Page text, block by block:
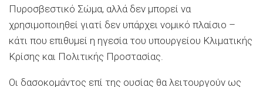
Πυροσβεστικό Σώμα, αλλά δεν μπορεί να
χρησιμοποιηθεί γιατί δεν υπάρχει νομικό πλαίσιο –
κάτι που επιθυμεί η ηγεσία του υπουργείου Κλιματικής
Κρίσης και Πολιτικής Προστασίας.
Οι δασοκομάντος επί της ουσίας θα λειτουργούν ως